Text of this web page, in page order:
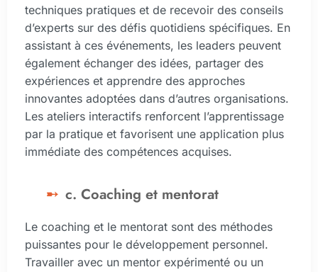
techniques pratiques et de recevoir des conseils
d’experts sur des défis quotidiens spécifiques. En
assistant à ces événements, les leaders peuvent
également échanger des idées, partager des
expériences et apprendre des approches
innovantes adoptées dans d’autres organisations.
Les ateliers interactifs renforcent l’apprentissage
par la pratique et favorisent une application plus
immédiate des compétences acquises.
c. Coaching et mentorat
Le coaching et le mentorat sont des méthodes
puissantes pour le développement personnel.
Travailler avec un mentor expérimenté ou un